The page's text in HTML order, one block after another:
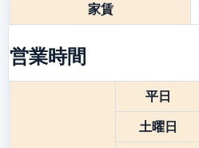
家賃
営業時間
平日
土曜日